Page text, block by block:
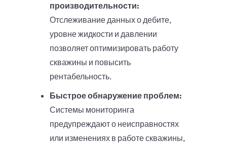
производительности:
Отслеживание данных о дебите,
уровне жидкости и давлении
позволяет оптимизировать работу
скважины и повысить
рентабельность.
Быстрое обнаружение проблем:
Системы мониторинга
предупреждают о неисправностях
или изменениях в работе скважины,